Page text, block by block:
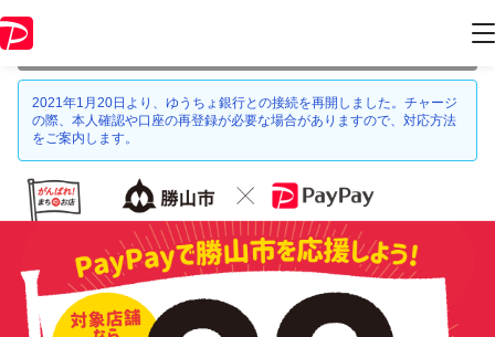
情報はキャンペーン終了時点のものになります。
2021年1月20日より、ゆうちょ銀行との接続を再開しました。チャージ
の際、本人確認や口座の再登録が必要な場合がありますので、対応方法
をご案内します。